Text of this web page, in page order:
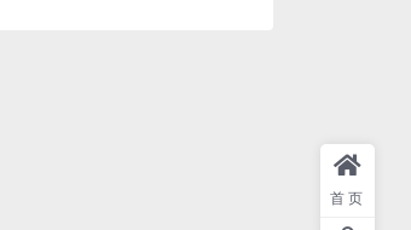
首页